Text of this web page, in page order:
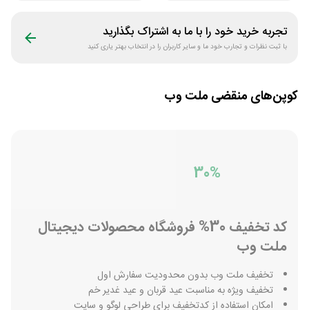
تجربه خرید خود را با ما به اشتراک بگذارید
با ثبت نظرات و تجارب خود ما و سایر کاربران را در انتخاب بهتر یاری کنید
کوپن‌های منقضی ملت وب
30%
کد تخفیف 30% فروشگاه محصولات دیجیتال
ملت وب
تخفیف ملت وب بدون محدودیت سفارش اول
تخفیف ویژه به مناسبت عید قربان و عید غدیر خم
امکان استفاده از کدتخفیف برای طراحی لوگو و سایت